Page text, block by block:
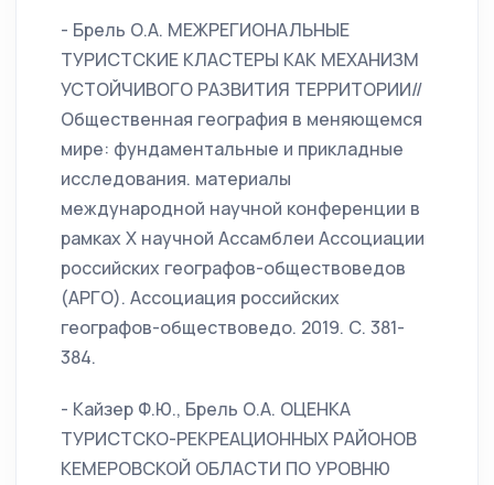
- Брель О.А. МЕЖРЕГИОНАЛЬНЫЕ
ТУРИСТСКИЕ КЛАСТЕРЫ КАК МЕХАНИЗМ
УСТОЙЧИВОГО РАЗВИТИЯ ТЕРРИТОРИИ//
Общественная география в меняющемся
мире: фундаментальные и прикладные
исследования. материалы
международной научной конференции в
рамках X научной Ассамблеи Ассоциации
российских географов-обществоведов
(АРГО). Ассоциация российских
географов-обществоведо. 2019. С. 381-
384.
- Кайзер Ф.Ю., Брель О.А. ОЦЕНКА
ТУРИСТСКО-РЕКРЕАЦИОННЫХ РАЙОНОВ
КЕМЕРОВСКОЙ ОБЛАСТИ ПО УРОВНЮ